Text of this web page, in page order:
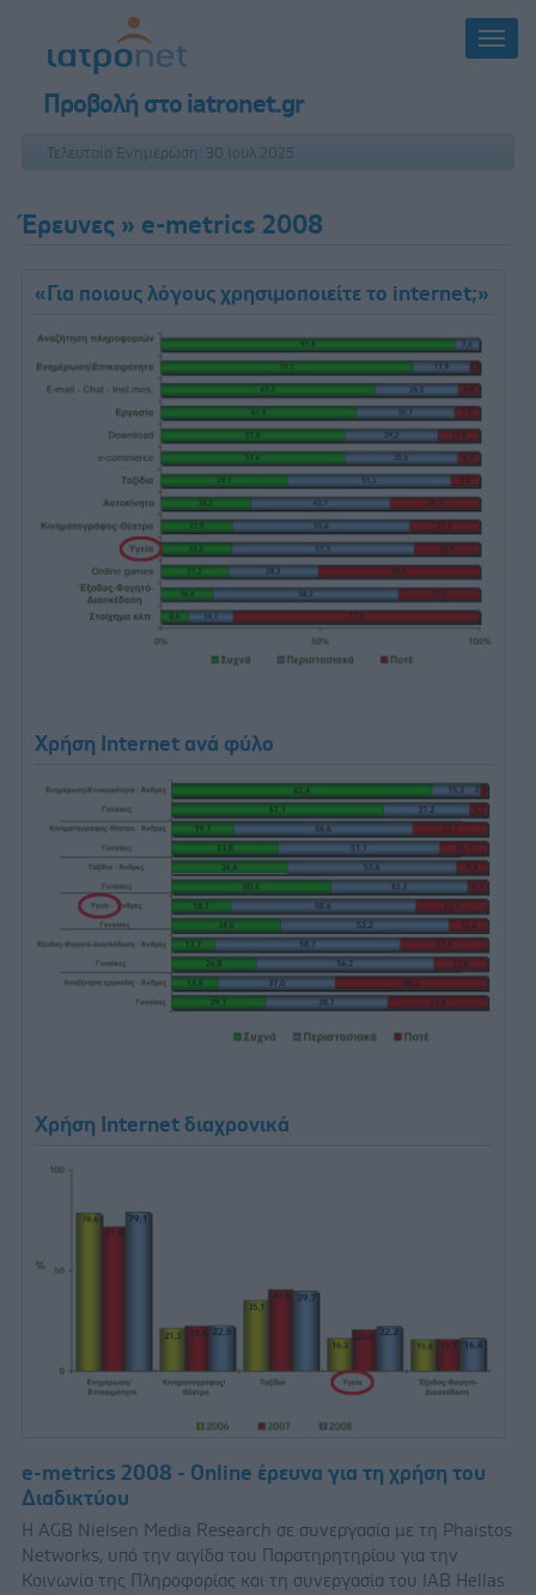
Προβολή στο iatronet.gr
Τελευταία Ενημέρωση: 30 Ιουλ 2025
Έρευνες » e-metrics 2008
«Για ποιους λόγους χρησιμοποιείτε το internet;»
Χρήση Internet ανά φύλο
Χρήση Internet διαχρονικά
e-metrics 2008 - Οnline έρευνα για τη χρήση του
Διαδικτύου
Η AGB Nielsen Media Research σε συνεργασία με τη Phaistos
Networks, υπό την αιγίδα του Παρατηρητηρίου για την
Κοινωνία της Πληροφορίας και τη συνεργασία του IAB Hellas